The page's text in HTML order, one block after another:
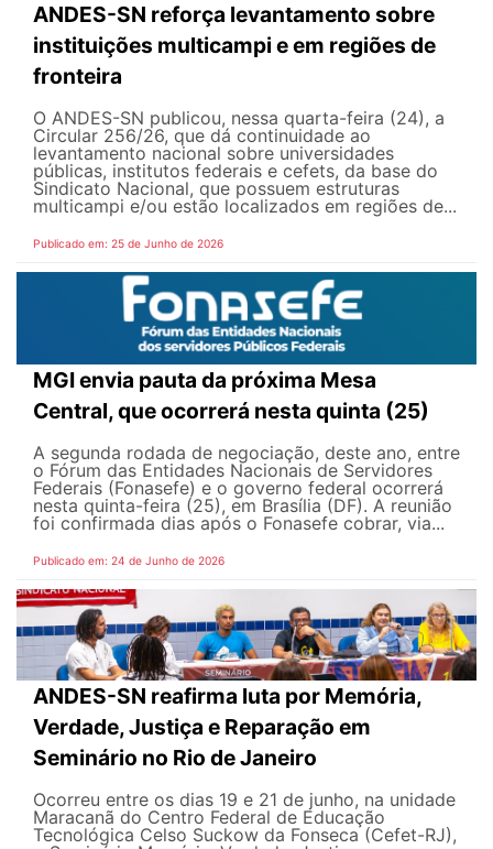
ANDES-SN reforça levantamento sobre
instituições multicampi e em regiões de
fronteira
O ANDES-SN publicou, nessa quarta-feira (24), a
Circular 256/26, que dá continuidade ao
levantamento nacional sobre universidades
públicas, institutos federais e cefets, da base do
Sindicato Nacional, que possuem estruturas
multicampi e/ou estão localizados em regiões de...
Publicado em: 25 de Junho de 2026
MGI envia pauta da próxima Mesa
Central, que ocorrerá nesta quinta (25)
A segunda rodada de negociação, deste ano, entre
o Fórum das Entidades Nacionais de Servidores
Federais (Fonasefe) e o governo federal ocorrerá
nesta quinta-feira (25), em Brasília (DF). A reunião
foi confirmada dias após o Fonasefe cobrar, via...
Publicado em: 24 de Junho de 2026
ANDES-SN reafirma luta por Memória,
Verdade, Justiça e Reparação em
Seminário no Rio de Janeiro
Ocorreu entre os dias 19 e 21 de junho, na unidade
Maracanã do Centro Federal de Educação
Tecnológica Celso Suckow da Fonseca (Cefet-RJ),